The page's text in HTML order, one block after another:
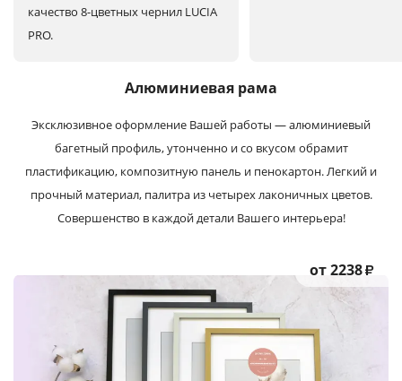
качество 8-цветных чернил LUCIA
PRO.
Алюминиевая рама
Эксклюзивное оформление Вашей работы — алюминиевый
багетный профиль, утонченно и со вкусом обрамит
пластификацию, композитную панель и пенокартон. Легкий и
прочный материал, палитра из четырех лаконичных цветов.
Совершенство в каждой детали Вашего интерьера!
от 2238₽